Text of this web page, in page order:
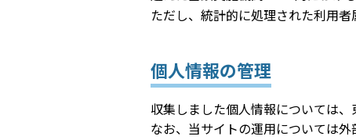
ただし、統計的に処理された利用
個人情報の管理
収集しました個人情報については
なお、当サイトの運用については